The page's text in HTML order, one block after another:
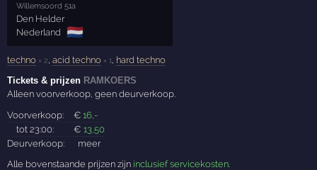
Willemsoord 51a
Den Helder
Nederland
🇳🇱
techno × 2,acid techno × 1, hard techno
Tickets & prijzen RAMKOERS
Alleen voorverkoop, geen deurverkoop.
Voorverkoop:
€16 ,-
tot 23:00:
€ 13 ,50
Deurverkoop:
meer
Alle bovenstaande prijzen zijn inclusief servicekosten